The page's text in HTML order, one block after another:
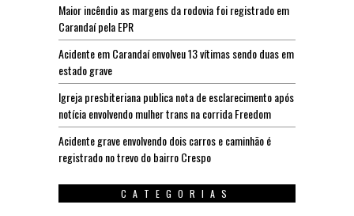
Maior incêndio as margens da rodovia foi registrado em
Carandaí pela EPR
Acidente em Carandaí envolveu 13 vítimas sendo duas em
estado grave
Igreja presbiteriana publica nota de esclarecimento após
notícia envolvendo mulher trans na corrida Freedom
Acidente grave envolvendo dois carros e caminhão é
registrado no trevo do bairro Crespo
CATEGORIAS